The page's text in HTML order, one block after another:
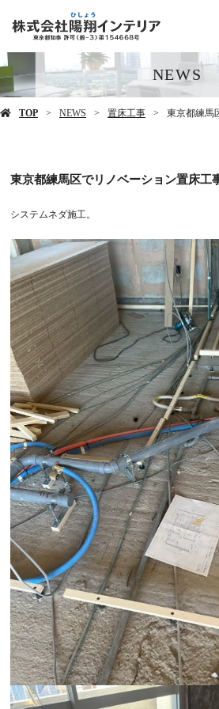
NEWS
TOP NEWS 置床工事 東京都練馬
東京都練馬区でリノベーション置床工
システムネダ施工。